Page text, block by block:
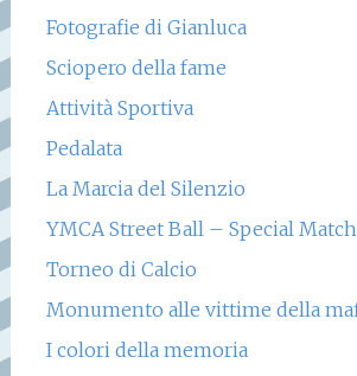
Fotografie di Gianluca
Sciopero della fame
Attività Sportiva
Pedalata
La Marcia del Silenzio
YMCA Street Ball – Special Match
Torneo di Calcio
Monumento alle vittime della
I colori della memoria